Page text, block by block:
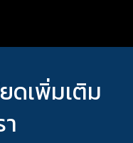
ดเพิ่มเติม